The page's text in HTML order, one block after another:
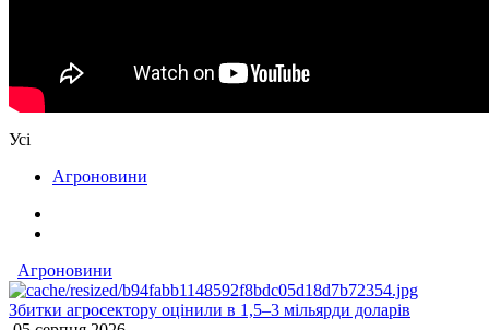
Усі
Агроновини
Агроновини
Збитки агросектору оцінили в 1,5–3 мільярди доларів